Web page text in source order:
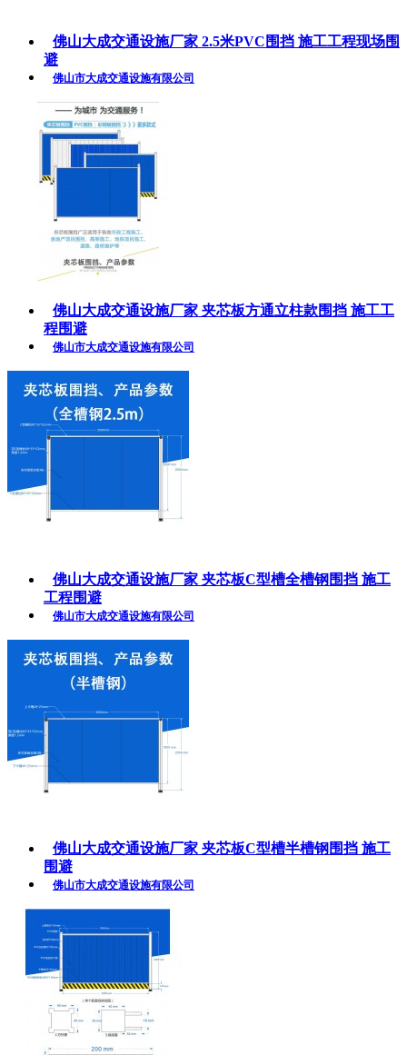
佛山大成交通设施厂家 2.5米PVC围挡 施工工程现场围
避
佛山市大成交通设施有限公司
佛山大成交通设施厂家 夹芯板方通立柱款围挡 施工工
程围避
佛山市大成交通设施有限公司
佛山大成交通设施厂家 夹芯板C型槽全槽钢围挡 施工
工程围避
佛山市大成交通设施有限公司
佛山大成交通设施厂家 夹芯板C型槽半槽钢围挡 施工
围避
佛山市大成交通设施有限公司